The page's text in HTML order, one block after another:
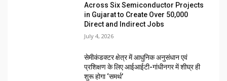
Across Six Semiconductor Projects
in Gujarat to Create Over 50,000
Direct and Indirect Jobs
July 4, 2026
सेमीकंडक्टर क्षेत्र में आधुनिक अनुसंधान एवं
प्रशिक्षण के लिए आईआईटी-गांधीनगर में शीघ्र ही
शुरू होगा ‘समर्थ’